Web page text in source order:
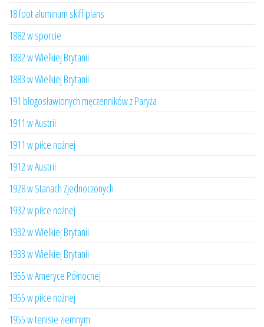
18 foot aluminum skiff plans
1882 w sporcie
1882 w Wielkiej Brytanii
1883 w Wielkiej Brytanii
191 błogosławionych męczenników z Paryża
1911 w Austrii
1911 w piłce nożnej
1912 w Austrii
1928 w Stanach Zjednoczonych
1932 w piłce nożnej
1932 w Wielkiej Brytanii
1933 w Wielkiej Brytanii
1955 w Ameryce Północnej
1955 w piłce nożnej
1955 w tenisie ziemnym